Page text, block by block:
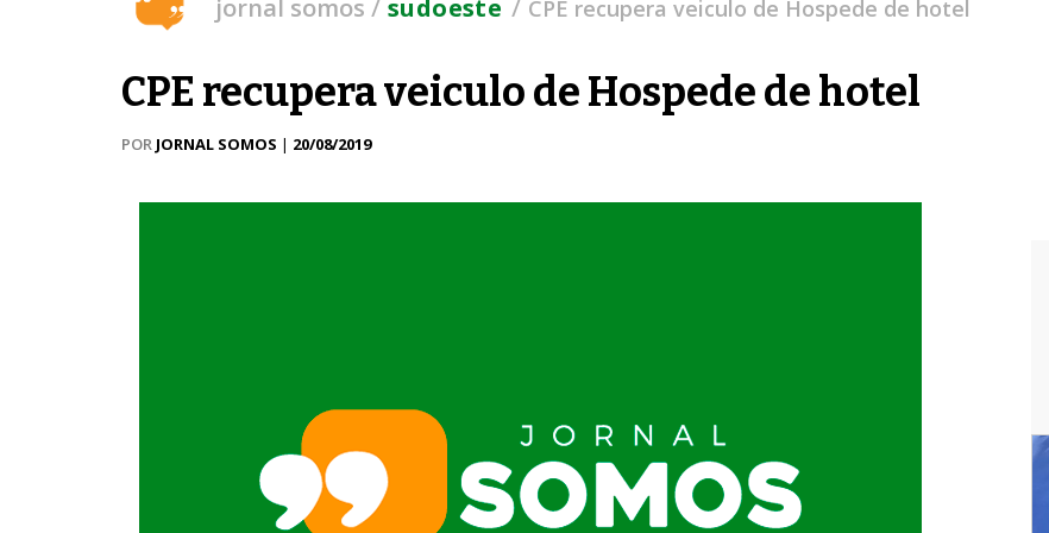
jornal somos sudoeste CPE recupera veiculo de Hospede de hotel
CPE recupera veiculo de Hospede de hotel
POR JORNAL SOMOS | 20/08/2019